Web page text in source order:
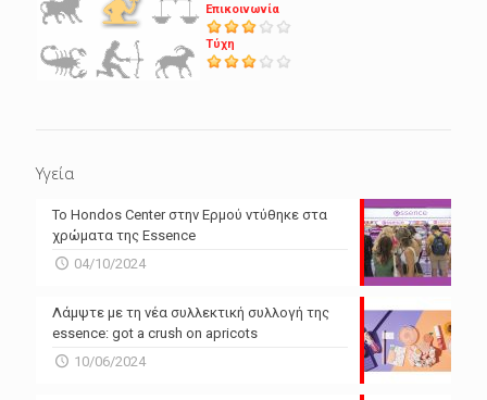
Επικοινωνία
Τύχη
Υγεία
Το Hondos Center στην Ερμού ντύθηκε στα
χρώματα της Essence
04/10/2024
Λάμψτε με τη νέα συλλεκτική συλλογή της
essence: got a crush on apricots
10/06/2024